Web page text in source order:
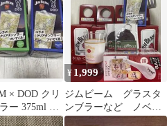
× DOD クリ
ー 375ml 3
¥ 1,999
ジムビーム グラスタ
ンブラーなど ノベル
ティセット